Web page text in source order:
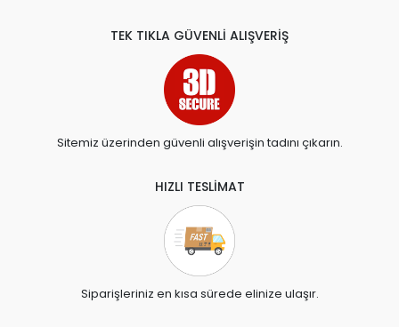
TEK TIKLA GÜVENLİ ALIŞVERİŞ
Sitemiz üzerinden güvenli alışverişin tadını çıkarın.
HIZLI TESLİMAT
Siparişleriniz en kısa sürede elinize ulaşır.